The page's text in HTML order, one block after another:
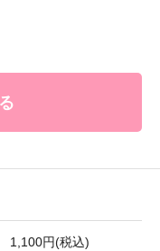
1,100円(税込)